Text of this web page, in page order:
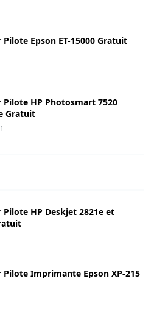
Pilote Epson ET-15000 Gratuit
Pilote HP Photosmart 7520
Gratuit
Pilote HP Deskjet 2821e et
Pilote Imprimante Epson XP-215